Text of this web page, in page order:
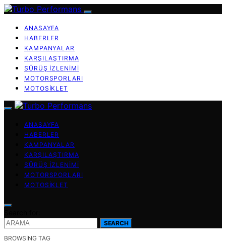
ANASAYFA
HABERLER
KAMPANYALAR
KARŞILAŞTIRMA
SÜRÜŞ İZLENIMI
MOTORSPORLARI
MOTOSIKLET
ANASAYFA
HABERLER
KAMPANYALAR
KARŞILAŞTIRMA
SÜRÜŞ İZLENIMI
MOTORSPORLARI
MOTOSIKLET
SEARCH
BROWSING TAG